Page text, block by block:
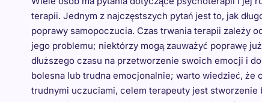
terapii. Jednym z najczęstszych pytań jest to, jak
poprawy samopoczucia. Czas trwania terapii zależy
jego problemu; niektórzy mogą zauważyć poprawę
dłuższego czasu na przetworzenie swoich emocji i
bolesna lub trudna emocjonalnie; warto wiedzieć,
trudnymi uczuciami, celem terapeuty jest